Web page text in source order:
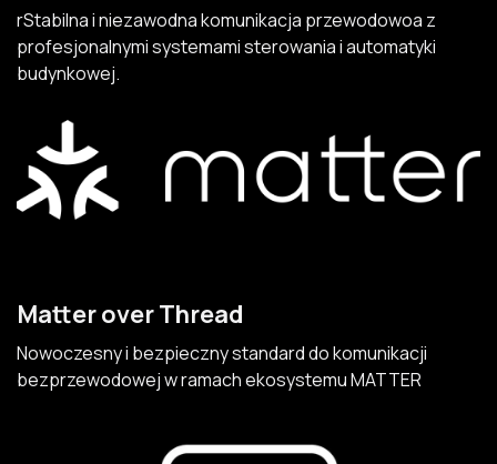
rStabilna i niezawodna komunikacja przewodowoa z
profesjonalnymi systemami sterowania i automatyki
budynkowej.
Matter over Thread
Nowoczesny i bezpieczny standard do komunikacji
bezprzewodowej w ramach ekosystemu MATTER